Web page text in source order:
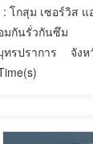
: โกสุม เซอร์วิส
มกันรั่วกันซึม
ทรปราการ
จัง